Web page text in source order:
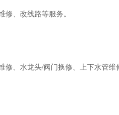
、改线路等服务。
、水龙头/阀门换修、上下水管维